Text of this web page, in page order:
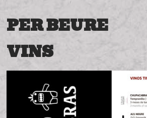
PER BEURE
VINS